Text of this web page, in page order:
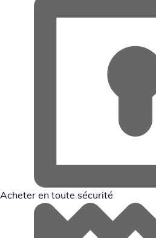
Acheter en toute sécurité